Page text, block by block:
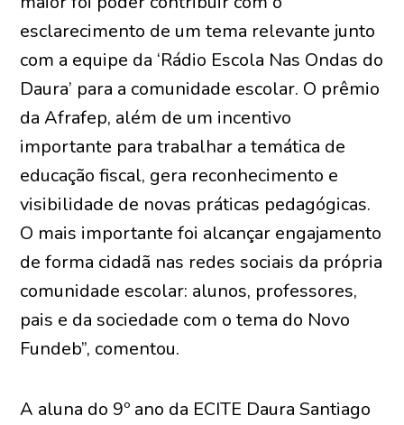
esclarecimento de um tema relevante junto
com a equipe da ‘Rádio Escola Nas Ondas do
Daura’ para a comunidade escolar. O prêmio
da Afrafep, além de um incentivo
importante para trabalhar a temática de
educação fiscal, gera reconhecimento e
visibilidade de novas práticas pedagógicas.
O mais importante foi alcançar engajamento
de forma cidadã nas redes sociais da própria
comunidade escolar: alunos, professores,
pais e da sociedade com o tema do Novo
Fundeb”, comentou.
A aluna do 9º ano da ECITE Daura Santiago